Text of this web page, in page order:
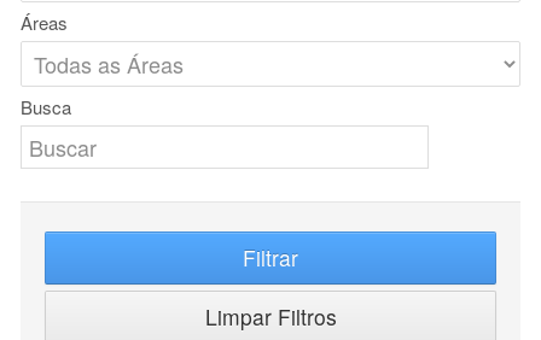
Áreas
Busca
Filtrar
Limpar Filtros